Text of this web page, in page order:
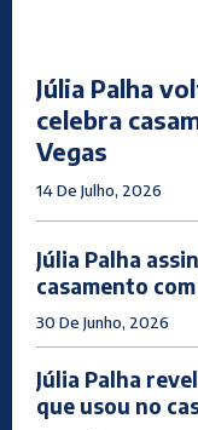
Júlia Palha
celebra
Vegas
14 De Julho, 2026
Júlia Palha
casamento
30 De Junho, 2026
Júlia Palha
que usou no